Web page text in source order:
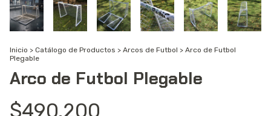
Inicio > Catálogo de Productos > Arcos de Futbol > Arco de Futbol
Plegable
Arco de Futbol Plegable
$490.200